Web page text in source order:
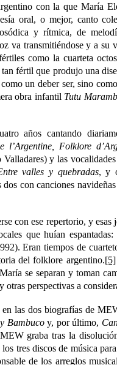
con la que María
oral, o mejor, canto
y rítmica, de
va transmitiéndose y a
como la cuarteta
fértil que produjo una
un deber ser, sino
obra infantil Tutu
años cantando
l’Argentine, Folklore
y las
valles y quebradas, y
con canciones
con ese repertorio, y esas
que huían
Eran tiempos de
del folklore argentino.[5]
se separan y toman
otras perspectivas a
las dos biografías de
Bambucoy, por último,
graba tras la
tres discos de música
de los arreglos